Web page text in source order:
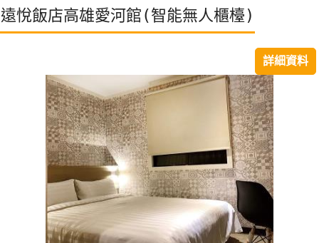
直接跟飯店訂房HOT
遠悅飯店高雄愛河館(智能無人櫃檯)
詳細資料